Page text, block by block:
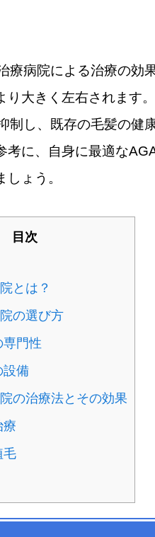
療病院による治療の効
り大きく左右されます
制し、既存の毛髪の健
考に、自身に最適な
しょう。
目次
とは？
の選び方
専門性
設備
の治療法とその効果
療
毛